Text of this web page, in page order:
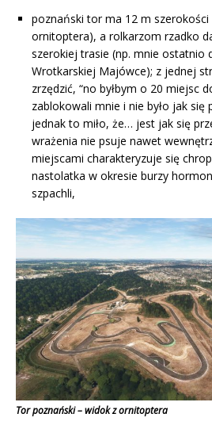
poznański tor ma 12 m
ornitoptera), a rolkarzom rzadko
szerokiej trasie (np. mnie ostatnio
Wrotkarskiej Majówce); z jednej
zrzędzić, “no byłbym o 20 miejsc
zablokowali mnie i nie było jak się
jednak to miło, że… jest jak się
wrażenia nie psuje nawet
miejscami charakteryzuje się
nastolatka w okresie burzy
szpachli,
Tor poznański – widok z ornitoptera